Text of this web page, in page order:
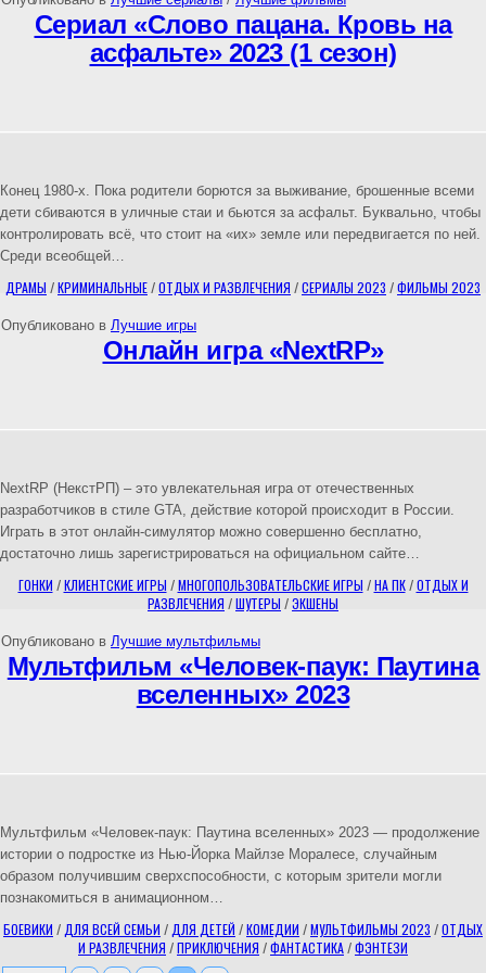
Сериал «Слово пацана. Кровь на
асфальте» 2023 (1 сезон)
Конец 1980-х. Пока родители борются за выживание, брошенные всеми
дети сбиваются в уличные стаи и бьются за асфальт. Буквально, чтобы
контролировать всё, что стоит на «их» земле или передвигается по ней.
Среди всеобщей…
ДРАМЫ /КРИМИНАЛЬНЫЕ/ОТДЫХ И РАЗВЛЕЧЕНИЯ /СЕРИАЛЫ 2023 /ФИЛЬМЫ 2023
Опубликовано в Лучшие игры
Онлайн игра «NextRP»
NextRP (НекстРП) – это увлекательная игра от отечественных
разработчиков в стиле GTA, действие которой происходит в России.
Играть в этот онлайн-симулятор можно совершенно бесплатно,
достаточно лишь зарегистрироваться на официальном сайте…
ГОНКИ /КЛИЕНТСКИЕ ИГРЫ /МНОГОПОЛЬЗОВАТЕЛЬСКИЕ ИГРЫ /НА ПК/ОТДЫХ И
РАЗВЛЕЧЕНИЯ /ШУТЕРЫ /ЭКШЕНЫ
Опубликовано в Лучшие мультфильмы
Мультфильм «Человек-паук: Паутина
вселенных» 2023
Мультфильм «Человек-паук: Паутина вселенных» 2023 — продолжение
истории о подростке из Нью-Йорка Майлзе Моралесе, случайным
образом получившим сверхспособности, с которым зрители могли
познакомиться в анимационном…
БОЕВИКИ / ДЛЯ ВСЕЙ СЕМЬИ / ДЛЯ ДЕТЕЙ /КОМЕДИИ /МУЛЬТФИЛЬМЫ 2023 /ОТДЫХ
И РАЗВЛЕЧЕНИЯ /ПРИКЛЮЧЕНИЯ /ФАНТАСТИКА/ФЭНТЕЗИ